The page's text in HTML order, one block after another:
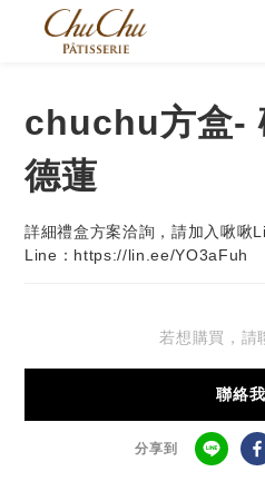
chuchu方盒-
德蓮
詳細禮盒方案洽詢，請加入啾啾
Line：https://lin.ee/YO3aFuh
若想購買，請
聯絡
分享到